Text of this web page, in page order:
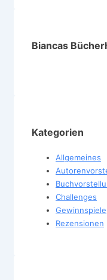
Biancas
Kategorien
Allgemeines
Challenges
Gewinnspiele
Rezensionen